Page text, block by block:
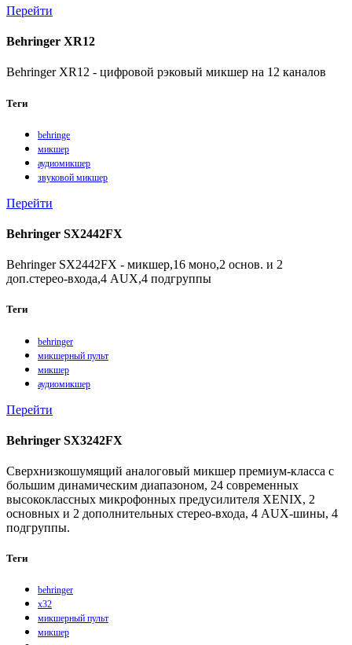
Перейти
Behringer XR12
Behringer XR12 - цифровой рэковый микшер на 12 каналов
Теги
behringe
микшер
аудиомикшер
звуковой микшер
Перейти
Behringer SX2442FX
Behringer SX2442FX - микшер,16 моно,2 основ. и 2
доп.стерео-входа,4 AUX,4 подгруппы
Теги
behringer
микшерный пульт
микшер
аудиомикшер
Перейти
Behringer SX3242FX
Сверхнизкошумящий аналоговый микшер премиум-класса с
большим динамическим диапазоном, 24 современных
высококлассных микрофонных предусилителя XENIX, 2
основных и 2 дополнительных стерео-входа, 4 AUX-шины, 4
подгруппы.
Теги
behringer
x32
микшерный пульт
микшер